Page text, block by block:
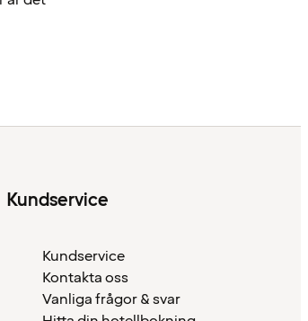
Kundservice
Kundservice
Kontakta oss
Vanliga frågor & svar